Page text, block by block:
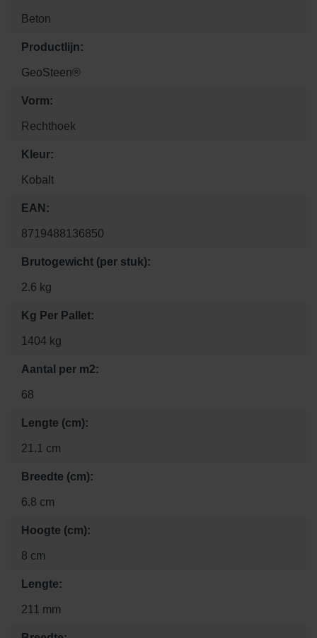
Beton
Productlijn:
GeoSteen®
Vorm:
Rechthoek
Kleur:
Kobalt
EAN:
8719488136850
Brutogewicht (per stuk):
2.6 kg
Kg Per Pallet:
1404 kg
Aantal per m2:
68
Lengte (cm):
21.1 cm
Breedte (cm):
6.8 cm
Hoogte (cm):
8 cm
Lengte:
211 mm